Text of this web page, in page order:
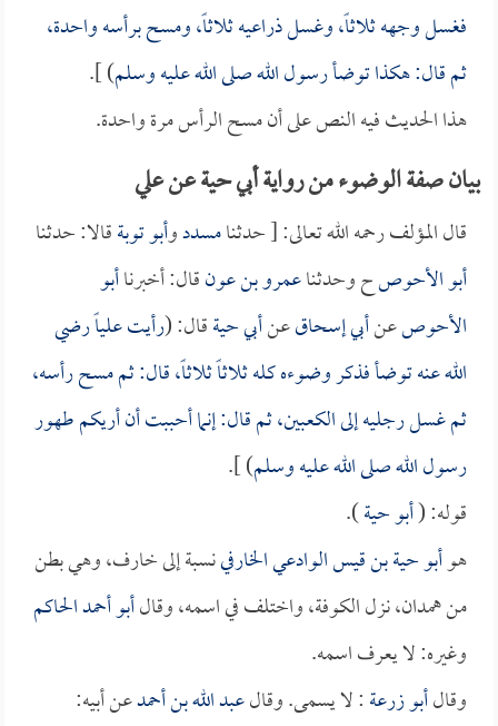
فغسل وجهه ثلاثاً، وغسل ذراعيه ثلاثاً، ومسح برأسه واحدة،
ثم قال: هكذا توضأ رسول الله صلى الله عليه وسلم) ].
هذا الحديث فيه النص على أن مسح الرأس مرة واحدة.
بيان صفة الوضوء من رواية أبي حية عن علي
قال المؤلف رحمه الله تعالى: [ حدثنامسددوأبو توبةقالا: حدثنا
أبو الأحوصح وحدثناعمرو بن عونقال: أخبرناأبو
الأحوصعنأبي إسحاقعنأبي حيةقال: (رأيتعلياًرضي
الله عنه توضأ فذكر وضوءه كله ثلاثاً ثلاثاً، قال: ثم مسح رأسه،
ثم غسل رجليه إلى الكعبين، ثم قال: إنما أحببت أن أريكم طهور
رسول الله صلى الله عليه وسلم) ].
قوله: (أبو حية).
هوأبو حية بن قيس الوادعي الخارفينسبة إلى خارف، وهي بطن
من همدان، نزل الكوفة، واختلف في اسمه، وقالأبو أحمد الحاكم
وغيره: لا يعرف اسمه.
وقالأبو زرعة: لا يسمى. وقالعبد الله بن أحمدعن أبيه: